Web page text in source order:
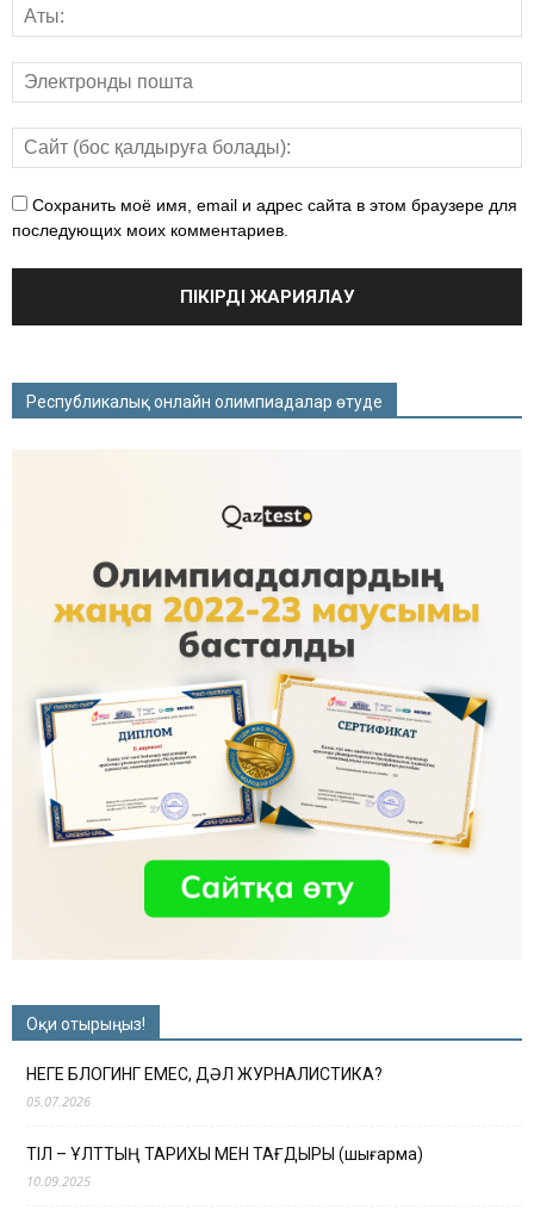
Сохранить моё имя, email и адрес сайта в этом браузере для
последующих моих комментариев.
Республикалық онлайн олимпиадалар өтуде
Оқи отырыңыз!
НЕГЕ БЛОГИНГ ЕМЕС, ДӘЛ ЖУРНАЛИСТИКА?
05.07.2026
ТІЛ – ҰЛТТЫҢ ТАРИХЫ МЕН ТАҒДЫРЫ (шығарма)
10.09.2025